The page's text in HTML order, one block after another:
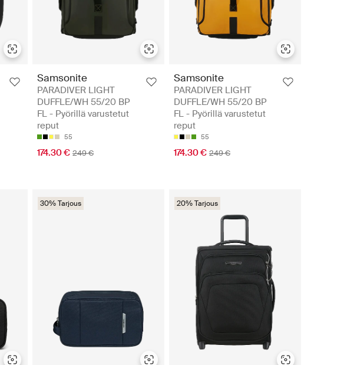
Samsonite
PARADIVER LIGHT
DUFFLE/WH 55/20 BP
FL - Pyörillä varustetut
reput
55
174.30 € 249 €
Samsonite
PARADIVER LIGHT
DUFFLE/WH 55/20 BP
FL - Pyörillä varustetut
reput
55
174.30 € 249 €
30% Tarjous 20% Tarjous